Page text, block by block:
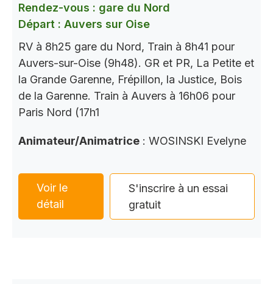
Rendez-vous : gare du Nord
Départ : Auvers sur Oise
RV à 8h25 gare du Nord, Train à 8h41 pour
Auvers-sur-Oise (9h48). GR et PR, La Petite et
la Grande Garenne, Frépillon, la Justice, Bois
de la Garenne. Train à Auvers à 16h06 pour
Paris Nord (17h1
Animateur/Animatrice : WOSINSKI Evelyne
Voir le
détail
S'inscrire à un essai
gratuit